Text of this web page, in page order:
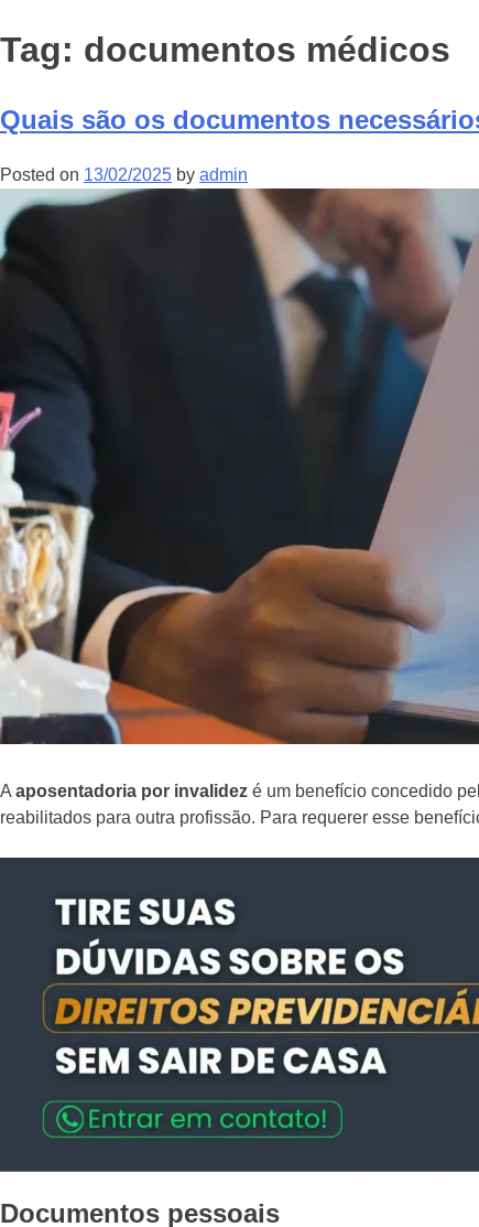
Tag: documentos médicos
Quais são os documentos
Posted on 13/02/2025 by admin
A aposentadoria por invalidez é um benefício concedido
reabilitados para outra profissão. Para requerer esse
Documentos pessoais